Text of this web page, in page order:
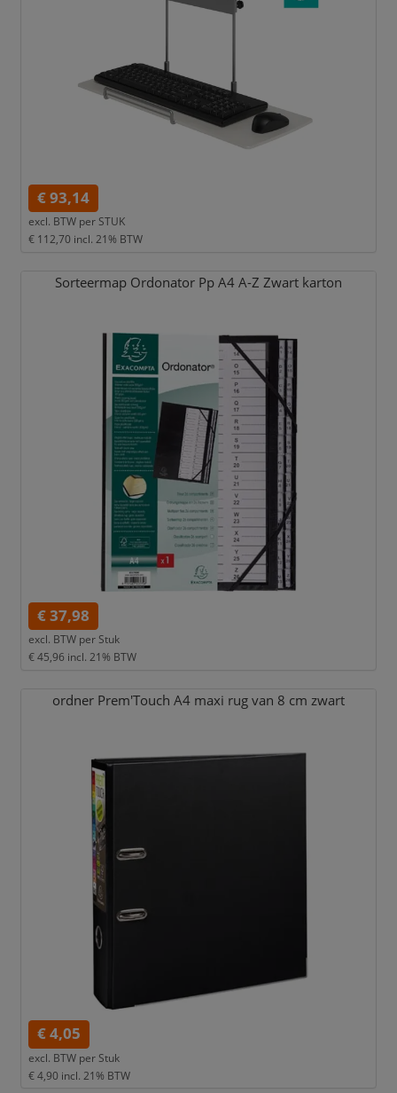
€ 93,14
excl. BTW per STUK
€ 112,70 incl. 21% BTW
Sorteermap Ordonator Pp A4 A-Z Zwart karton
€ 37,98
excl. BTW per Stuk
€ 45,96 incl. 21% BTW
ordner Prem'Touch A4 maxi rug van 8 cm zwart
€ 4,05
excl. BTW per Stuk
€ 4,90 incl. 21% BTW